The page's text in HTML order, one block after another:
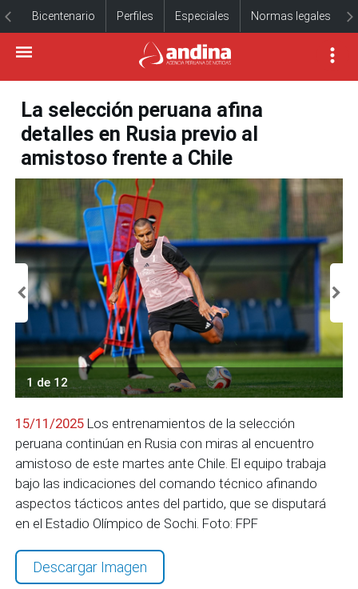
Bicentenario Perfiles Especiales Normas legales
La selección peruana afina
detalles en Rusia previo al
amistoso frente a Chile
1 de 12
15/11/2025 Los entrenamientos de la selección
peruana continúan en Rusia con miras al encuentro
amistoso de este martes ante Chile. El equipo trabaja
bajo las indicaciones del comando técnico afinando
aspectos tácticos antes del partido, que se disputará
en el Estadio Olímpico de Sochi. Foto: FPF
Descargar Imagen